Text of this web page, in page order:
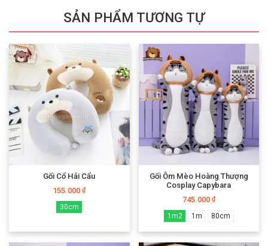
SẢN PHẨM TƯƠNG TỰ
Gối Cổ Hải Cẩu
155.000₫
30cm
Gối Ôm Mèo Hoàng Thượng
Cosplay Capybara
745.000 ₫
1m2 1m 80cm